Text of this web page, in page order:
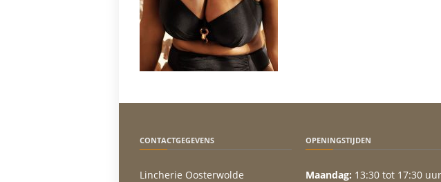
CONTACTGEGEVENS
Lincherie Oosterwolde
OPENINGSTIJDEN
Maandag: 13:30 tot 17:30 uur